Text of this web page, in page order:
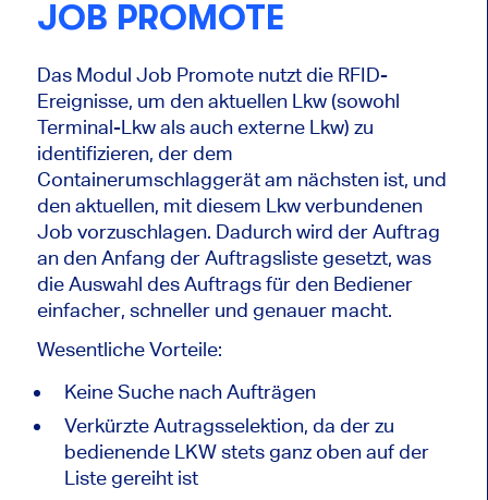
JOB PROMOTE
Das Modul Job Promote nutzt die RFID-
Ereignisse, um den aktuellen Lkw (sowohl
Terminal-Lkw als auch externe Lkw) zu
identifizieren, der dem
Containerumschlaggerät am nächsten ist, und
den aktuellen, mit diesem Lkw verbundenen
Job vorzuschlagen. Dadurch wird der Auftrag
an den Anfang der Auftragsliste gesetzt, was
die Auswahl des Auftrags für den Bediener
einfacher, schneller und genauer macht.
Wesentliche Vorteile:
Keine Suche nach Aufträgen
Verkürzte Autragsselektion, da der zu
bedienende LKW stets ganz oben auf der
Liste gereiht ist